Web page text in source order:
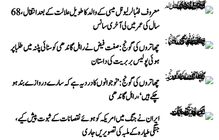
معروف فٹبالر لیونل میسی کے والد کا طویل علالت کے بعد انتقال، 68
سال کی عمر میں لی آخری سانس
چھاتروں کی گونج: صفت فیض نے راہل گاندھی کو سنائی پٹنہ میں طلبا پر
ہوئی پولیس بربریت کی داستان
چھاتروں کی گونج: ’نوجوانوں کا درد یہ ہے کہ سارے دروازے بند ہو
چکے ہیں‘، راہل گاندھی
ایران نے جنگ میں امریکہ کو ہوئے نقصانات کے ثبوت پیش کیے،
جنگی طیارہ کے ملبہ کی تصویریں جاری